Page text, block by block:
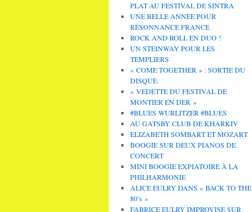
PLAT AU FESTIVAL DE SINTRA
UNE BELLE ANNÉE POUR
RÉSONNANCE FRANCE
ROCK AND ROLL EN DUO !
UN STEINWAY POUR LES
TEMPLIERS
« COME TOGETHER » : SORTIE DU
DISQUE.
« VEDETTE DU FESTIVAL DE
MONTIER EN DER »
#BLUES WURLITZER #BLUES
AU GATSBY CLUB DE KHARKIV
ELIZABETH SOMBART ET MOZART
BOOGIE SUR DEUX PIANOS DE
CONCERT
MINI BOOGIE EXPIATOIRE À LA
PHILHARMONIE
ALICE EULRY DANS « BACK TO THE
80’s »
FABRICE EULRY IMPROVISE SUR